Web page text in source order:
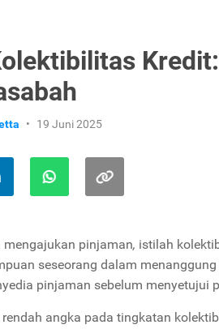
19 Juni 2025
mengajukan pinjaman, istilah
seseorang dalam
pinjaman sebelum menyetujui
angka pada tingkatan